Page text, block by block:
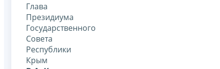
Глава
Президиума
Государственного
Совета
Республики
Крым